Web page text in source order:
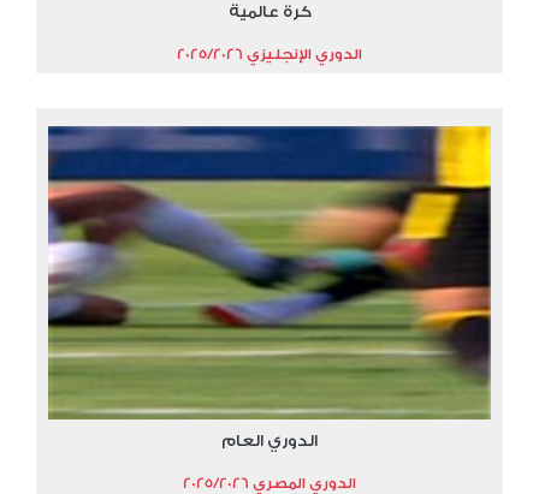
كرة عالمية
الدوري الإنجليزي 2025/2026
الدوري العام
الدوري المصري 2025/2026